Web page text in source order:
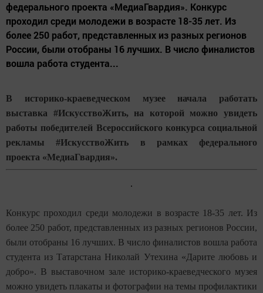
федерального проекта «МедиаГвардия». Конкурс
проходил среди молодежи в возрасте 18-35 лет. Из
более 250 работ, представленных из разных регионов
России, были отобраны 16 лучших. В число финалистов
вошла работа студента...
В историко-краеведческом музее начала работать
выставка #ИскусствоЖить, на которой можно увидеть
работы победителей Всероссийского конкурса социальной
рекламы
#ИскусствоЖить в рамках федерального
проекта «МедиаГвардия».
Конкурс проходил среди молодежи в возрасте 18-35 лет. Из
более 250 работ, представленных из разных регионов России,
были отобраны 16 лучших. В число финалистов вошла работа
студента из Татарстана Николай Утехина «Дарите любовь и
добро». В выставочном зале историко-краеведческого музея
можно увидеть плакаты и фотографии на темы профилактики